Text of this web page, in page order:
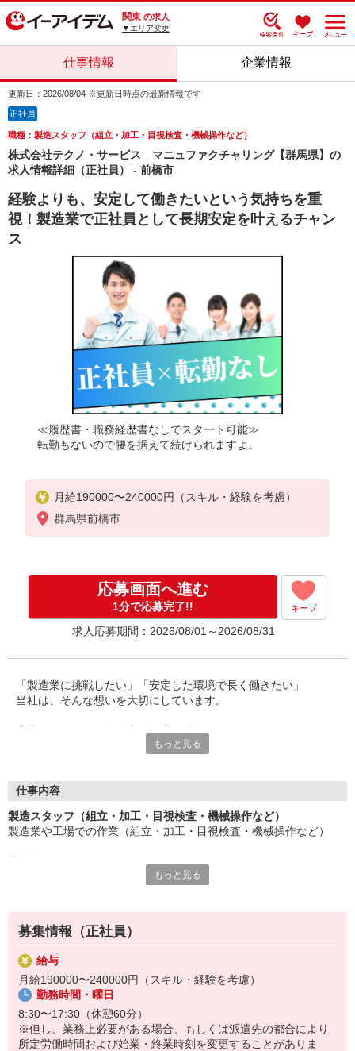
関東 の求人
▼エリア変更
仕事情報 企業情報
更新日：2026/08/04 ※更新日時点の最新情報です
正社員
職種：製造スタッフ（組立・加工・目視検査・機械操作など）
株式会社テクノ・サービス マニュファクチャリング【群馬県】の
求人情報詳細（正社員） - 前橋市
経験よりも、安定して働きたいという気持ちを重
視！製造業で正社員として長期安定を叶えるチャン
ス
≪履歴書・職務経歴書なしでスタート可能≫
転勤もないので腰を据えて続けられますよ。
月給190000〜240000円（スキル・経験を考慮）
群馬県前橋市
応募画面へ進む
1分で応募完了!! キープ
求人応募期間：2026/08/01～2026/08/31
「製造業に挑戦したい」「安定した環境で長く働きたい」
当社は、そんな想いを大切にしています。
約束を守ること、きちんと連絡をすること、前向きに仕事へ取り
また、勤務時間やシフトなど柔軟に対応いただける方は、ご紹介
長く働きたい――
製造業で正社員としてキャリアを築きたい方、ぜひご応募くださ
もっと見る
仕事内容
製造スタッフ（組立・加工・目視検査・機械操作など）
製造業や工場での作業（組立・加工・目視検査・機械操作など）
製品に不備がないか目視チェック
複雑な作業や力仕事はほとんどなく覚えやすいものばかり！
未経験の方もすぐに慣れていただけると思います。
※当社（株）テクノ・サービスに正社員採用の上で、派遣就業先事
業所へ派遣となります。
もっと見る
募集情報（正社員）
給与
月給190000〜240000円（スキル・経験を考慮）
勤務時間・曜日
8:30〜17:30（休憩60分）
※但し、業務上必要がある場合、もしくは派遣先の都合により
所定労働時間および始業・終業時刻を変更することがありま